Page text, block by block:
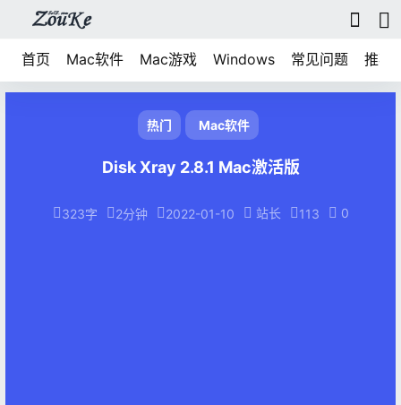
首页 Mac软件 Mac游戏 Windows 常见问题 推荐
热门 Mac软件
Disk Xray 2.8.1 Mac激活版
323字 2分钟 2022-01-10 站长 113 0